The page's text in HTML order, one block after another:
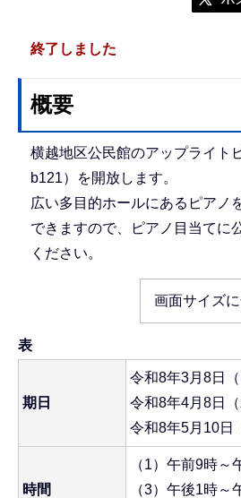
終了しました
概要
横越地区公民館のアップライト
b121）を開放します。
広い多目的ホールにあるピアノ
できますので、ピアノ目当てに
ください。
画面サイズ
表
期日
令和8年3月8日
令和8年4月8日
令和8年5月10日
時間
（1）午前9時
（3）午後1時